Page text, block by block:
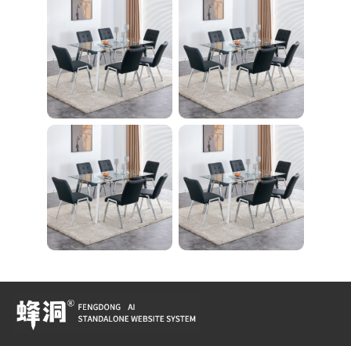
ササイズ ダイエット
旅行 自宅 WBGHS-0
1-R